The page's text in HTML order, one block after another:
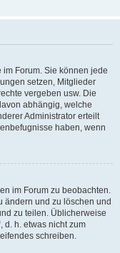
Forum. Sie können jede
setzen, Mitglieder
vergeben usw. Die
abhängig, welche
Administrator erteilt
haben, wenn
im Forum zu beobachten.
ändern und zu löschen und
zu teilen. Üblicherweise
d. h. etwas nicht zum
schreiben.